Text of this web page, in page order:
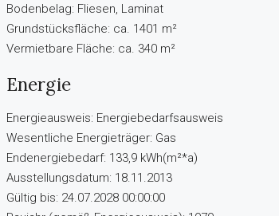
Bodenbelag: Fliesen, Laminat
Grundstücksfläche: ca. 1401 m²
Vermietbare Fläche: ca. 340 m²
Energie
Energieausweis: Energiebedarfsausweis
Wesentliche Energieträger: Gas
Endenergiebedarf: 133,9 kWh(m²*a)
Ausstellungsdatum: 18.11.2013
Gültig bis: 24.07.2028 00:00:00